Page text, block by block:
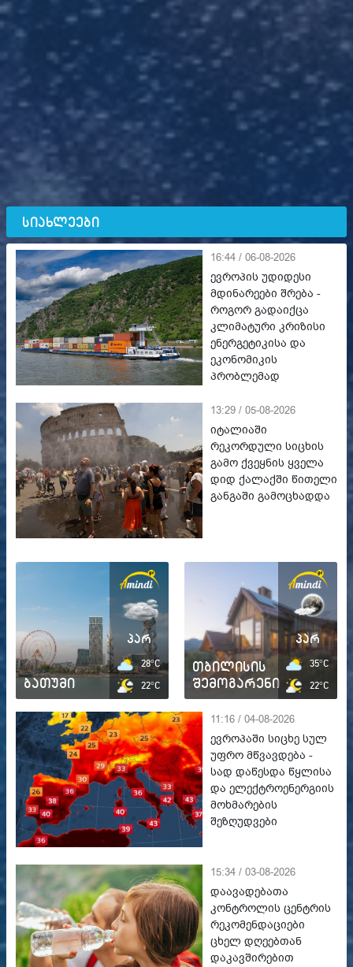
სიახლეები
16:44 / 06-08-2026
ევროპის უდიდესი
მდინარეები შრება -
როგორ გადაიქცა
კლიმატური კრიზისი
ენერგეტიკისა და
ეკონომიკის
პრობლემად
13:29 / 05-08-2026
იტალიაში
რეკორდული სიცხის
გამო ქვეყნის ყველა
დიდ ქალაქში წითელი
განგაში გამოცხადდა
ბათუმი
პარ
28°C
22°C
თბილისის
შემოგარენი
პარ
35°C
22°C
11:16 / 04-08-2026
ევროპაში სიცხე სულ
უფრო მწვავდება -
სად დაწესდა წყლისა
და ელექტროენერგიის
მოხმარების
შეზღუდვები
15:34 / 03-08-2026
დაავადებათა
კონტროლის ცენტრის
რეკომენდაციები
ცხელ დღეებთან
დაკავშირებით